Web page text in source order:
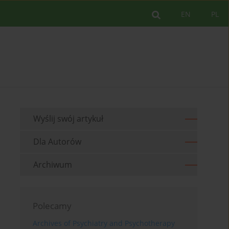
PL
EN
Wyślij swój artykuł
Dla Autorów
Archiwum
Polecamy
Archives of Psychiatry and Psychotherapy